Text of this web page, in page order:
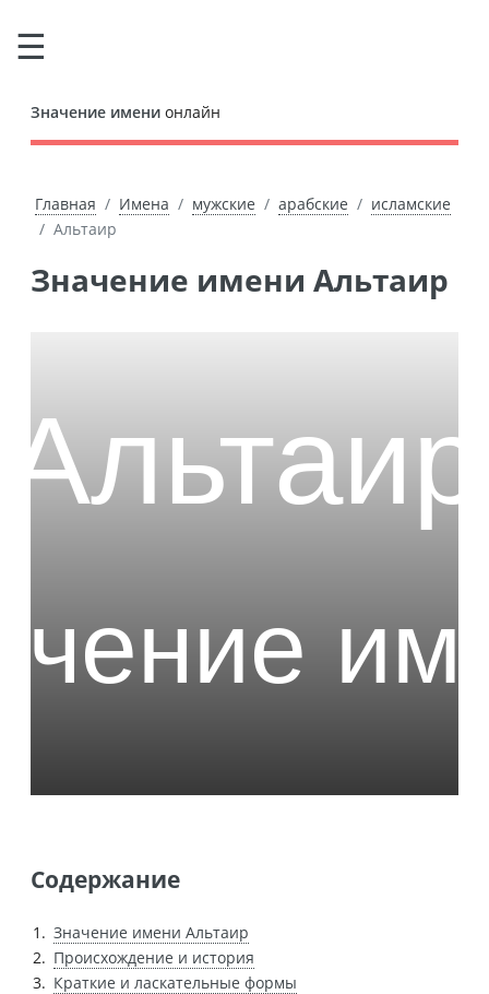
Значение имени онлайн
Главная Имена мужские арабские
исламские
Альтаир
Значение имени Альтаир
Содержание
Значение имени Альтаир
Происхождение и история
Краткие и ласкательные формы